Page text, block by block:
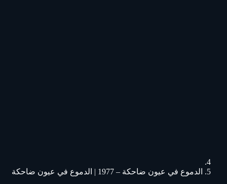
الدموع في عيون ضاحكة – 1977 | الدموع في عيون ضاحكة